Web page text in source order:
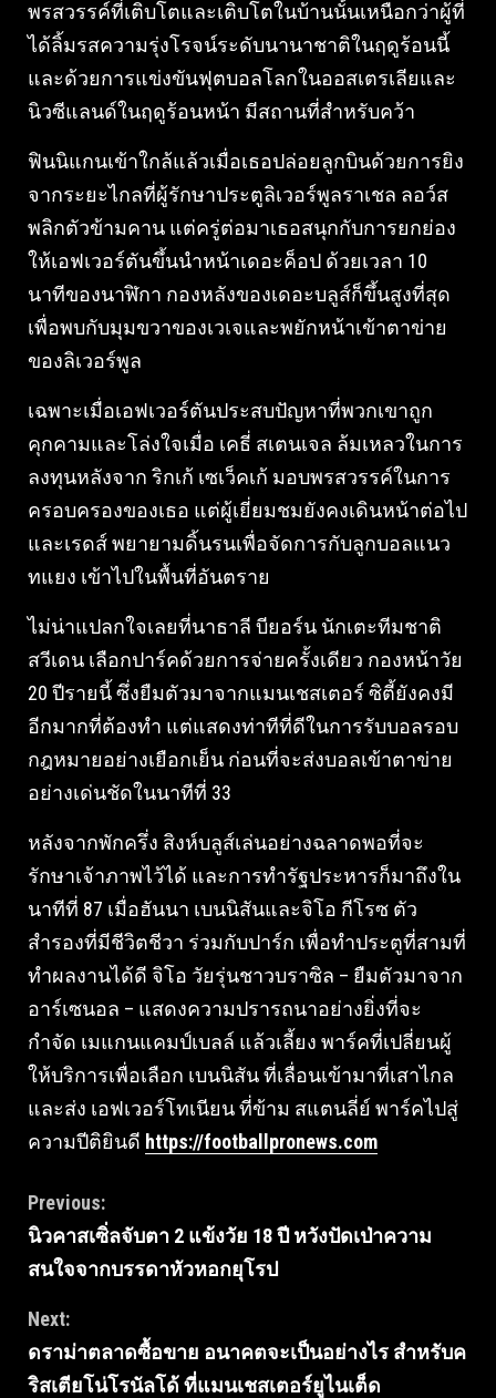
พรสวรรค์ที่เติบโตและเติบโตในบ้านนั้นเหนือกว่าผู้ที่
ได้ลิ้มรสความรุ่งโรจน์ระดับนานาชาติในฤดูร้อนนี้
และด้วยการแข่งขันฟุตบอลโลกในออสเตรเลียและ
นิวซีแลนด์ในฤดูร้อนหน้า มีสถานที่สำหรับคว้า
ฟินนิแกนเข้าใกล้แล้วเมื่อเธอปล่อยลูกบินด้วยการยิง
จากระยะไกลที่ผู้รักษาประตูลิเวอร์พูลราเชล ลอว์ส
พลิกตัวข้ามคาน แต่ครู่ต่อมาเธอสนุกกับการยกย่อง
ให้เอฟเวอร์ตันขึ้นนำหน้าเดอะค็อป ด้วยเวลา 10
นาทีของนาฬิกา กองหลังของเดอะบลูส์ก็ขึ้นสูงที่สุด
เพื่อพบกับมุมขวาของเวเจและพยักหน้าเข้าตาข่าย
ของลิเวอร์พูล
เฉพาะเมื่อเอฟเวอร์ตันประสบปัญหาที่พวกเขาถูก
คุกคามและโล่งใจเมื่อ เคธี่ สเตนเจล ล้มเหลวในการ
ลงทุนหลังจาก ริกเก้ เซเว็คเก้ มอบพรสวรรค์ในการ
ครอบครองของเธอ แต่ผู้เยี่ยมชมยังคงเดินหน้าต่อไป
และเรดส์ พยายามดิ้นรนเพื่อจัดการกับลูกบอลแนว
ทแยง เข้าไปในพื้นที่อันตราย
ไม่น่าแปลกใจเลยที่นาธาลี บียอร์น นักเตะทีมชาติ
สวีเดน เลือกปาร์คด้วยการจ่ายครั้งเดียว กองหน้าวัย
20 ปีรายนี้ ซึ่งยืมตัวมาจากแมนเชสเตอร์ ซิตี้ยังคงมี
อีกมากที่ต้องทำ แต่แสดงท่าทีที่ดีในการรับบอลรอบ
กฎหมายอย่างเยือกเย็น ก่อนที่จะส่งบอลเข้าตาข่าย
อย่างเด่นชัดในนาทีที่ 33
หลังจากพักครึ่ง สิงห์บลูส์เล่นอย่างฉลาดพอที่จะ
รักษาเจ้าภาพไว้ได้ และการทำรัฐประหารก็มาถึงใน
นาทีที่ 87 เมื่อฮันนา เบนนิสันและจิโอ กีโรซ ตัว
สำรองที่มีชีวิตชีวา ร่วมกับปาร์ก เพื่อทำประตูที่สามที่
ทำผลงานได้ดี จิโอ วัยรุ่นชาวบราซิล – ยืมตัวมาจาก
อาร์เซนอล – แสดงความปรารถนาอย่างยิ่งที่จะ
กำจัด เมแกนแคมป์เบลล์ แล้วเลี้ยง พาร์คที่เปลี่ยนผู้
ให้บริการเพื่อเลือก เบนนิสัน ที่เลื่อนเข้ามาที่เสาไกล
และส่ง เอฟเวอร์โทเนียน ที่ข้าม สแตนลี่ย์ พาร์คไปสู่
ความปีติยินดี https://footballpronews.com
Continue
Reading
Previous:
นิวคาสเซิ่ลจับตา 2 แข้งวัย 18 ปี หวังปัดเป่าความ
สนใจจากบรรดาหัวหอกยุโรป
Next:
ดราม่าตลาดซื้อขาย อนาคตจะเป็นอย่างไร สำหรับค
ริสเตียโน่โรนัลโด้ ที่แมนเชสเตอร์ยูไนเต็ด